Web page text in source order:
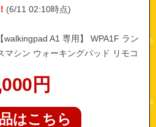
(6/11 02:10時点)
walkingpad A1 専用】 WPA1F ラン
マシン ウォーキングパッド リモコ
ムランナー ダイエット 家庭用 運動
電動 静か 健康
円
はこちら